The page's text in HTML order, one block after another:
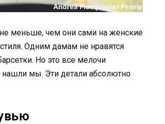
меньше, чем они сами на женские
Одним дамам не нравятся
Но это все мелочи
мы. Эти детали абсолютно